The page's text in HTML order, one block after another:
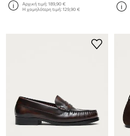
Αρχική τιμή:189,90 €
Η χαμηλότερη τιμή:129,90 €